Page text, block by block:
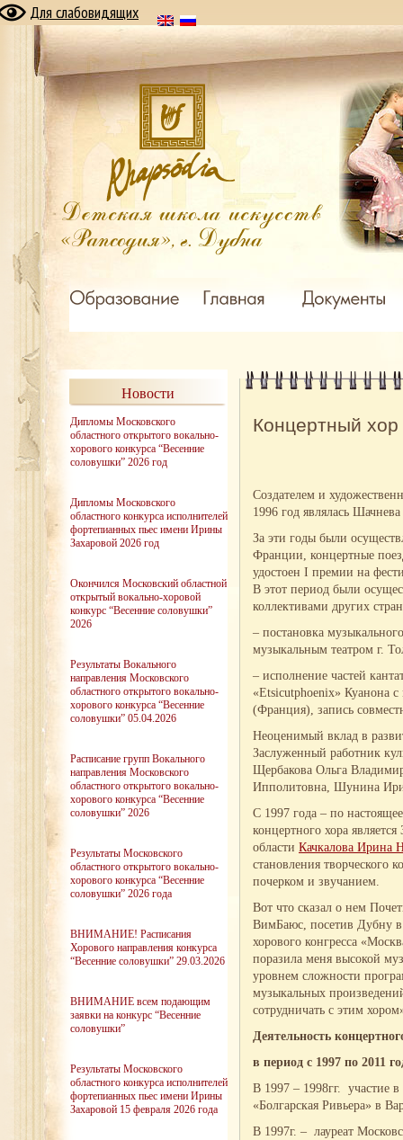
Для слабовидящих
Новости
Дипломы Московского
областного открытого вокально-
хорового конкурса “Весенние
соловушки” 2026 год
Дипломы Московского
областного конкурса исполнителей
фортепианных пьес имени Ирины
Захаровой 2026 год
Окончился Московский областной
открытый вокально-хоровой
конкурс “Весенние соловушки”
2026
Результаты Вокального
направления Московского
областного открытого вокально-
хорового конкурса “Весенние
соловушки” 05.04.2026
Расписание групп Вокального
направления Московского
областного открытого вокально-
хорового конкурса “Весенние
соловушки” 2026
Результаты Московского
областного открытого вокально-
хорового конкурса “Весенние
соловушки” 2026 года
ВНИМАНИЕ! Расписания
Хорового направления конкурса
“Весенние соловушки” 29.03.2026
ВНИМАНИЕ всем подающим
заявки на конкурс “Весенние
соловушки”
Результаты Московского
областного конкурса исполнителей
фортепианных пьес имени Ирины
Захаровой 15 февраля 2026 года
Концертный хор
Создателем и
1996 год являлась
За эти годы были
Франции, концертные
удостоен I премии на
В этот период были
коллективами других
– постановка
музыкальным театром г.
– исполнение частей
«Etsicutphoenix» Куанона
(Франция), запись
Неоценимый вклад в
Заслуженный работник
Щербакова Ольга
Ипполитовна, Шунина
С 1997 года – по
концертного хора
области Качкалова Ирина
становления творческого
почерком и звучанием.
Вот что сказал о нем
ВимБаюс, посетив Дубну в
хорового конгресса
поразила меня высокой
уровнем сложности
музыкальных
сотрудничать с этим
Деятельность
в период с 1997 по 2011
В 1997 – 1998гг. участие
«Болгарская Ривьера» в
В 1997г. – лауреат